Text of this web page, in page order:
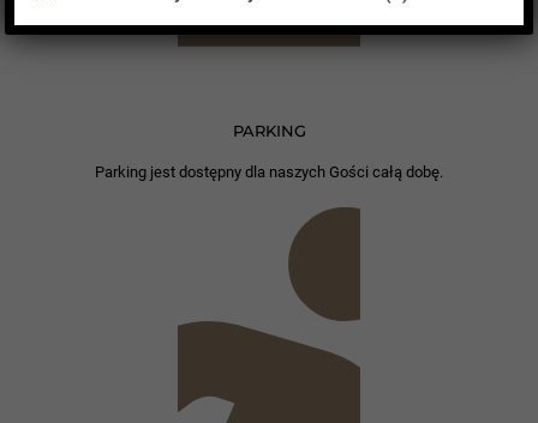
PARKING
Parking jest dostępny dla naszych Gości całą dobę.